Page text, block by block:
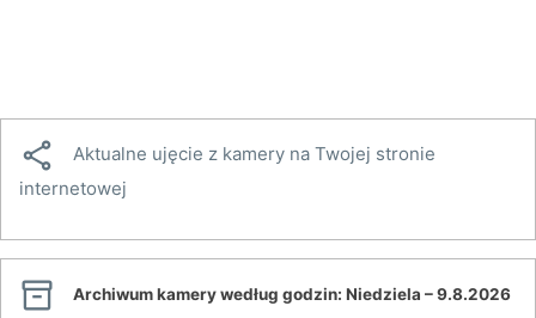

Aktualne ujęcie z kamery na Twojej stronie
internetowej
 Archiwum kamery według godzin: Niedziela – 9.8.2026